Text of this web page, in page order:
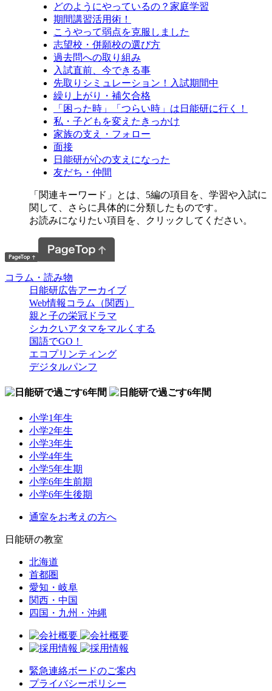
どのようにやっているの？家庭学習
期間講習活用術！
こうやって弱点を克服しました
志望校・併願校の選び方
過去問への取り組み
入試直前、今できる事
先取りシミュレーション！入試期間中
繰り上がり・補欠合格
「困った時」「つらい時」は日能研に行く！
私・子どもを変えたきっかけ
家族の支え・フォロー
面接
日能研が心の支えになった
友だち・仲間
「関連キーワード」とは、5編の項目を、学習や入試に
関して、さらに具体的に分類したものです。
お読みになりたい項目を、クリックしてください。
コラム・読み物
日能研広告アーカイブ
Web情報コラム（関西）
親と子の栄冠ドラマ
シカクいアタマをマルくする
国語でGO！
エコプリンティング
デジタルパンフ
小学1年生
小学2年生
小学3年生
小学4年生
小学5年生期
小学6年生前期
小学6年生後期
通室をお考えの方へ
日能研の教室
北海道
首都圏
愛知・岐阜
関西・中国
四国・九州・沖縄
緊急連絡ボードのご案内
プライバシーポリシー